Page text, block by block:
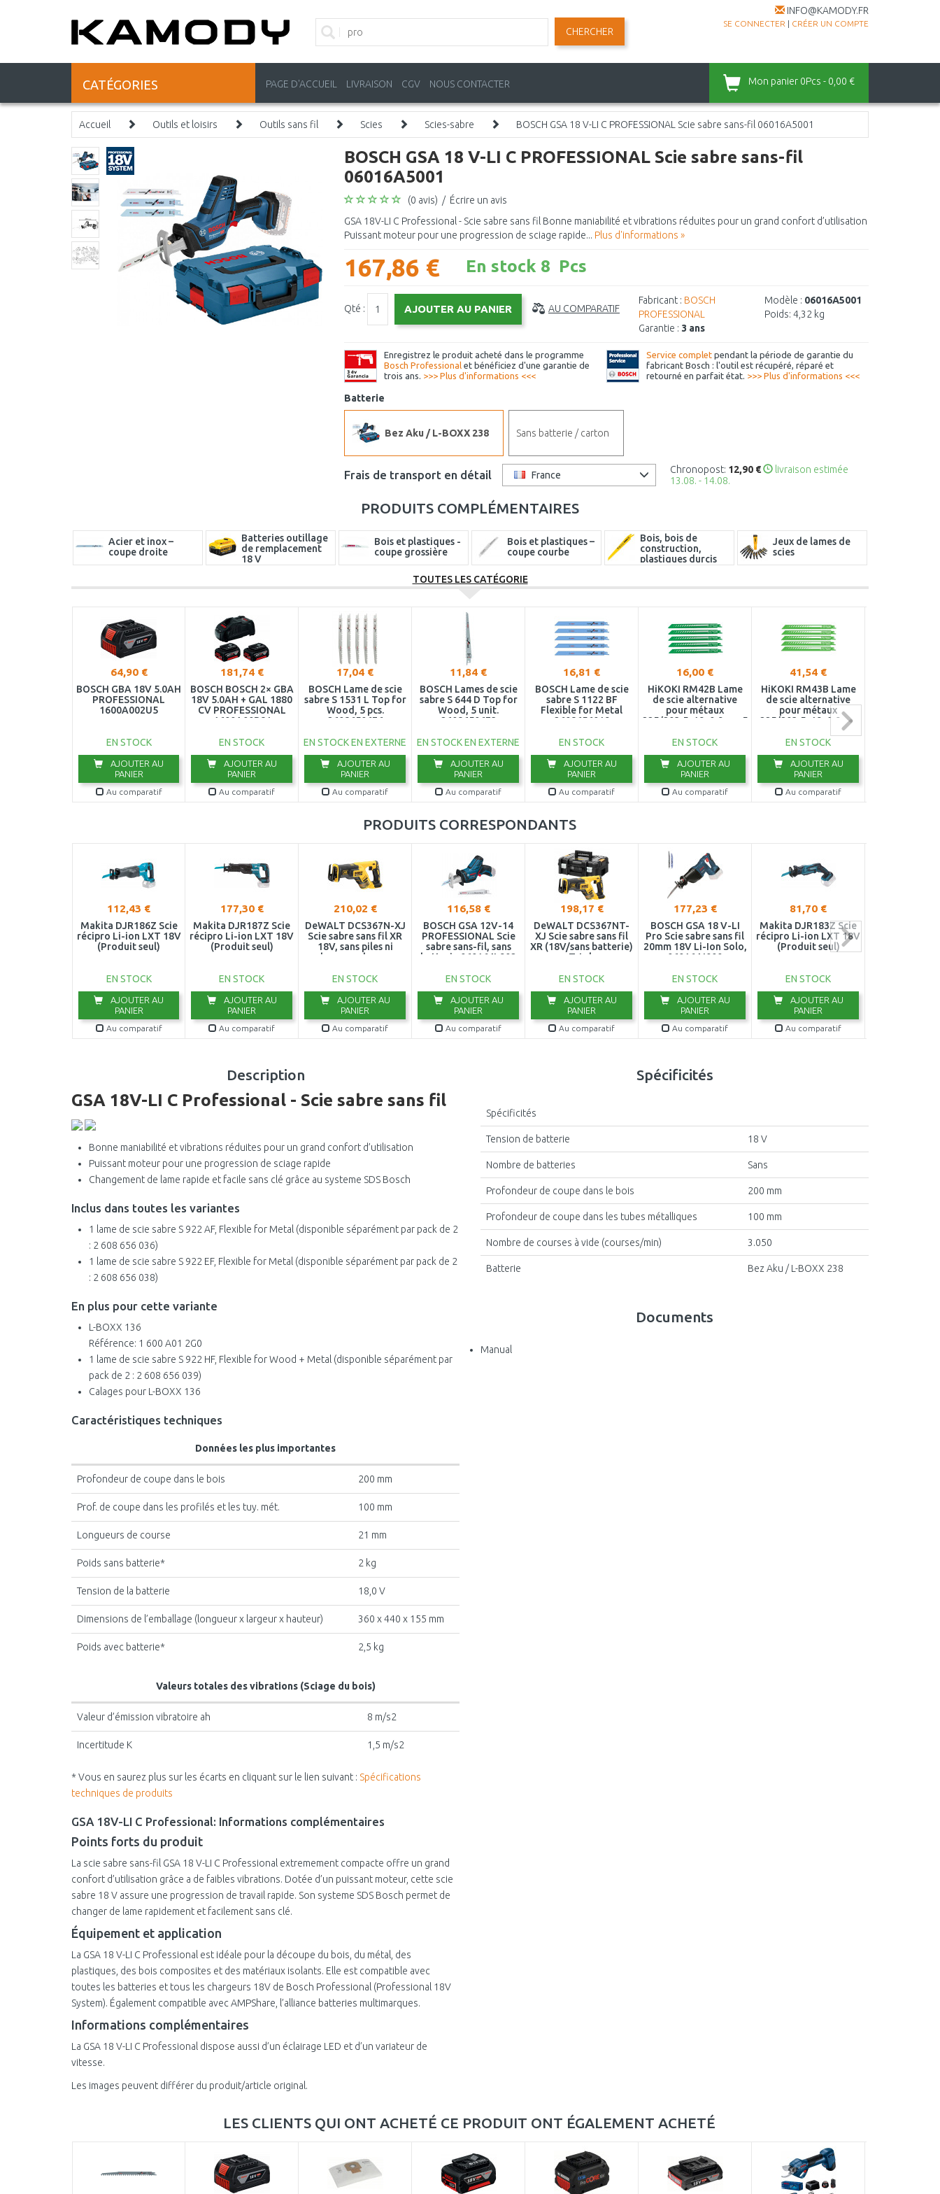
INFO@KAMODY.FR
SE CONNECTER | CRÉER UN COMPTE
CHERCHER
CATÉGORIES PAGE D'ACCUEIL LIVRAISON CGV NOUS CONTACTER Mon panier 0Pcs - 0,00 €
Accueil Outils et loisirs Outils sans fil Scies Scies-sabre BOSCH GSA 18 V-LI C PROFESSIONAL Scie sabre sans-fil 06016A5001
BOSCH GSA 18 V-LI C PROFESSIONAL Scie sabre sans-fil
06016A5001
(0 avis) / Écrire un avis
GSA 18V-LI C Professional - Scie sabre sans fil Bonne maniabilité et vibrations réduites pour un grand confort d’utilisation
Puissant moteur pour une progression de sciage rapide... Plus d'informations »
167,86 € En stock 8 Pcs
Qté : AU COMPARATIF
Fabricant : BOSCH
PROFESSIONAL
Garantie : 3 ans
Modèle : 06016A5001
Poids: 4,32 kg
Enregistrez le produit acheté dans le programme
Bosch Professional et bénéficiez d'une garantie de
trois ans. >>> Plus d'informations <<<
Service complet pendant la période de garantie du
fabricant Bosch : l'outil est récupéré, réparé et
retourné en parfait état. >>> Plus d'informations <<<
Batterie
Bez Aku / L-BOXX 238 Sans batterie / carton
Frais de transport en détail France Chronopost: 12,90 €
livraison estimée
13.08. - 14.08.
PRODUITS COMPLÉMENTAIRES
Acier et inox –
coupe droite
Batteries outillage
de remplacement
18 V
Bois et plastiques -
coupe grossière
Bois et plastiques –
coupe courbe
Bois, bois de
construction,
plastiques durcis
Jeux de lames de
scies
batteries
et briques ciment
TOUTES LES CATÉGORIE
64,90 €
BOSCH GBA 18V 5.0AH
PROFESSIONAL
1600A002U5
EN STOCK
AJOUTER AU
PANIER
Au comparatif
181,74 €
BOSCH BOSCH 2× GBA
18V 5.0AH + GAL 1880
CV PROFESSIONAL
1600A00B8J
EN STOCK
AJOUTER AU
PANIER
Au comparatif
17,04 €
BOSCH Lame de scie
sabre S 1531 L Top for
Wood, 5 pcs.
2608650676
EN STOCK EN EXTERNE
AJOUTER AU
PANIER
Au comparatif
11,84 €
BOSCH Lames de scie
sabre S 644 D Top for
Wood, 5 unit.
2608650673
EN STOCK EN EXTERNE
AJOUTER AU
PANIER
Au comparatif
16,81 €
BOSCH Lame de scie
sabre S 1122 BF
Flexible for Metal
2608656019
EN STOCK
AJOUTER AU
PANIER
Au comparatif
16,00 €
HiKOKI RM42B Lame
de scie alternative
pour métaux
225/203,5x19x0,9mm 5
EN STOCK
AJOUTER AU
PANIER
Au comparatif
41,54 €
HiKOKI RM43B Lame
de scie alternative
pour métaux
225/203,5x19x0,9mm
5pieces 752017
EN STOCK
AJOUTER AU
PANIER
Au comparatif
PRODUITS CORRESPONDANTS
112,43 €
Makita DJR186Z Scie
récipro Li-ion LXT 18V
(Produit seul)
EN STOCK
AJOUTER AU
PANIER
Au comparatif
177,30 €
Makita DJR187Z Scie
récipro Li-ion LXT 18V
(Produit seul)
EN STOCK
AJOUTER AU
PANIER
Au comparatif
210,02 €
DeWALT DCS367N-XJ
Scie sabre sans fil XR
18V, sans piles ni
chargeur dans en
EN STOCK
AJOUTER AU
PANIER
Au comparatif
116,58 €
BOSCH GSA 12V-14
PROFESSIONAL Scie
sabre sans-fil, sans
batterie 060164L902
EN STOCK
AJOUTER AU
PANIER
Au comparatif
198,17 €
DeWALT DCS367NT-
XJ Scie sabre sans fil
XR (18V/sans batterie)
Tstak
EN STOCK
AJOUTER AU
PANIER
Au comparatif
177,23 €
BOSCH GSA 18 V-LI
Pro Scie sabre sans fil
20mm 18V Li-Ion Solo,
060164J000
EN STOCK
AJOUTER AU
PANIER
Au comparatif
81,70 €
Makita DJR183Z Scie
récipro Li-ion LXT 18V
(Produit seul)
EN STOCK
AJOUTER AU
PANIER
Au comparatif
Description
GSA 18V-LI C Professional - Scie sabre sans fil
Bonne maniabilité et vibrations réduites pour un grand confort d’utilisation
Puissant moteur pour une progression de sciage rapide
Changement de lame rapide et facile sans clé grâce au systeme SDS Bosch
Inclus dans toutes les variantes
1 lame de scie sabre S 922 AF, Flexible for Metal (disponible séparément par pack de 2
: 2 608 656 036)
1 lame de scie sabre S 922 EF, Flexible for Metal (disponible séparément par pack de 2
: 2 608 656 038)
En plus pour cette variante
L-BOXX 136
Référence: 1 600 A01 2G0
1 lame de scie sabre S 922 HF, Flexible for Wood + Metal (disponible séparément par
pack de 2 : 2 608 656 039)
Calages pour L-BOXX 136
Caractéristiques techniques
Données les plus importantes
Profondeur de coupe dans le bois 200 mm
Prof. de coupe dans les profilés et les tuy. mét. 100 mm
Longueurs de course 21 mm
Poids sans batterie* 2 kg
Tension de la batterie 18,0 V
Dimensions de l’emballage (longueur x largeur x hauteur) 360 x 440 x 155 mm
Poids avec batterie* 2,5 kg
Valeurs totales des vibrations (Sciage du bois)
Valeur d’émission vibratoire ah 8 m/s2
Incertitude K 1,5 m/s2
* Vous en saurez plus sur les écarts en cliquant sur le lien suivant : Spécifications
techniques de produits
GSA 18V-LI C Professional: Informations complémentaires
Points forts du produit
La scie sabre sans-fil GSA 18 V-LI C Professional extremement compacte offre un grand
confort d’utilisation grâce a de faibles vibrations. Dotée d’un puissant moteur, cette scie
sabre 18 V assure une progression de travail rapide. Son systeme SDS Bosch permet de
changer de lame rapidement et facilement sans clé.
Équipement et application
La GSA 18 V-LI C Professional est idéale pour la découpe du bois, du métal, des
plastiques, des bois composites et des matériaux isolants. Elle est compatible avec
toutes les batteries et tous les chargeurs 18V de Bosch Professional (Professional 18V
System). Également compatible avec AMPShare, l’alliance batteries multimarques.
Informations complémentaires
La GSA 18 V-LI C Professional dispose aussi d’un éclairage LED et d’un variateur de
vitesse.
Les images peuvent différer du produit/article original.
Spécificités
Spécificités
Tension de batterie 18 V
Nombre de batteries Sans
Profondeur de coupe dans le bois 200 mm
Profondeur de coupe dans les tubes métalliques 100 mm
Nombre de courses à vide (courses/min) 3.050
Batterie Bez Aku / L-BOXX 238
Documents
Manual
LES CLIENTS QUI ONT ACHETÉ CE PRODUIT ONT ÉGALEMENT ACHETÉ